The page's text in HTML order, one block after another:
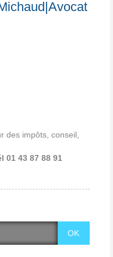
des impôts, conseil,
01 43 87 88 91